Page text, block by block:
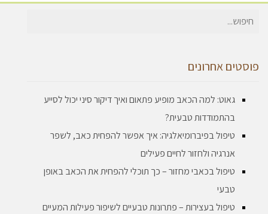
חיפוש
פוסטים אחרונים
גאוט: למה הכאב מופיע פתאום ואיך דיקור סיני יכול לסייע
בהתמודדות טבעית?
טיפול בפיברומיאלגיה: איך אפשר להפחית כאב, לשפר
אנרגיה ולחזור לחיים פעילים
טיפול בכאבי מחזור – כך תוכלי להפחית את הכאב באופן
טבעי
טיפול בעצירות – פתרונות טבעיים לשיפור פעילות המעיים